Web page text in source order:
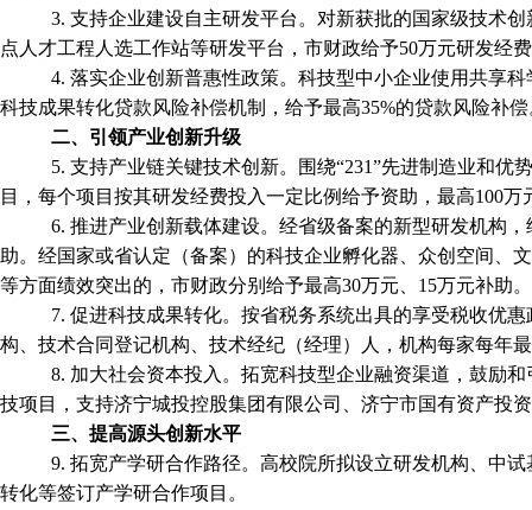
3. 支持企业建设自主研发平台。对新获批的国家级技术
点人才工程人选工作站等研发平台，市财政给予50万元研发经
4. 落实企业创新普惠性政策。科技型中小企业使用共享
科技成果转化贷款风险补偿机制，给予最高35%的贷款风险补偿
二、引领产业创新升级
5. 支持产业链关键技术创新。围绕“231”先进制造业和
目，每个项目按其研发经费投入一定比例给予资助，最高100
6. 推进产业创新载体建设。经省级备案的新型研发机构
助。经国家或省认定（备案）的科技企业孵化器、众创空间、
等方面绩效突出的，市财政分别给予最高30万元、15万元补助。
7. 促进科技成果转化。按省税务系统出具的享受税收优
构、技术合同登记机构、技术经纪（经理）人，机构每家每年
8. 加大社会资本投入。拓宽科技型企业融资渠道，鼓励
技项目，支持济宁城投控股集团有限公司、济宁市国有资产投
三、提高源头创新水平
9. 拓宽产学研合作路径。高校院所拟设立研发机构、中
转化等签订产学研合作项目。